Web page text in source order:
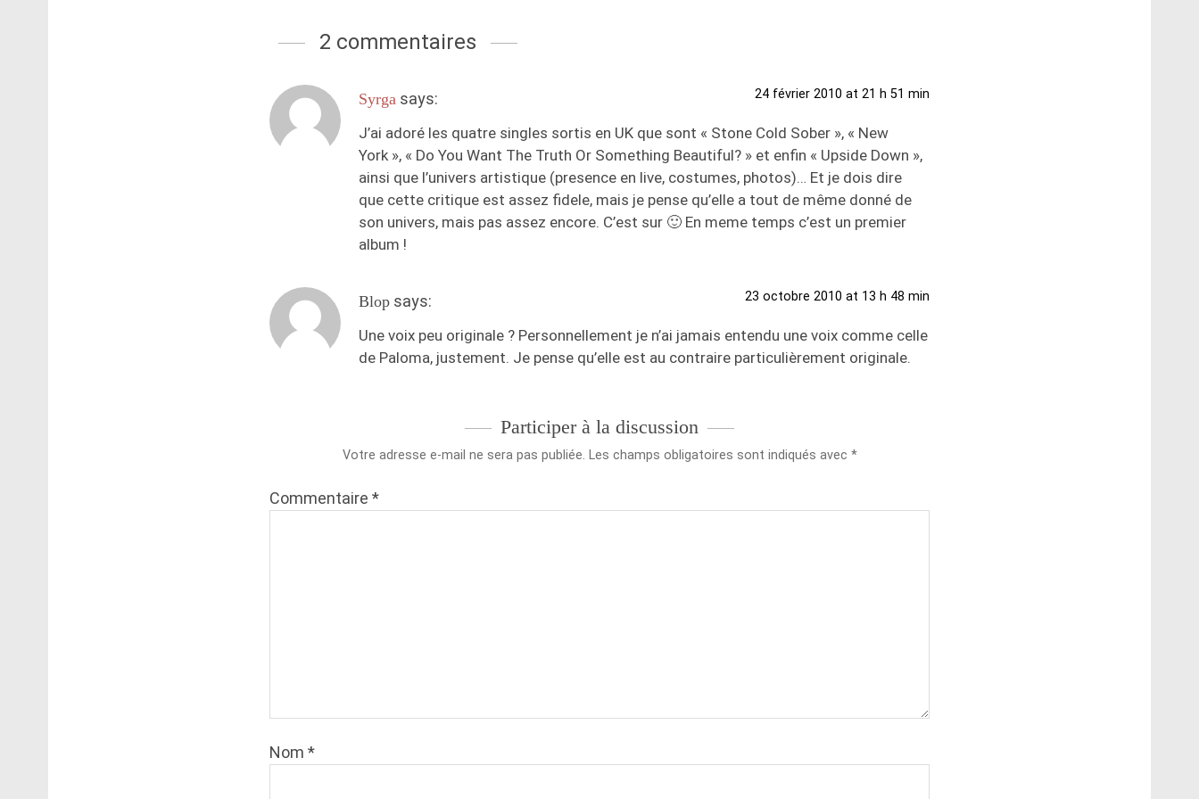
2 commentaires
Syrga says: 24 février 2010 at 21 h 51 min
J’ai adoré les quatre singles sortis en UK que sont « Stone Cold Sober », « New
York », « Do You Want The Truth Or Something Beautiful? » et enfin « Upside Down »,
ainsi que l’univers artistique (presence en live, costumes, photos)… Et je dois dire
que cette critique est assez fidele, mais je pense qu’elle a tout de même donné de
son univers, mais pas assez encore. C’est sur 🙂 En meme temps c’est un premier
album !
Blop says: 23 octobre 2010 at 13 h 48 min
Une voix peu originale ? Personnellement je n’ai jamais entendu une voix comme celle
de Paloma, justement. Je pense qu’elle est au contraire particulièrement originale.
Participer à la discussion
Votre adresse e-mail ne sera pas publiée. Les champs obligatoires sont indiqués avec *
Commentaire *
Nom *